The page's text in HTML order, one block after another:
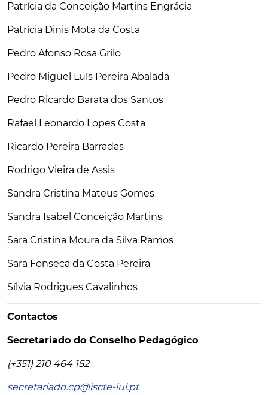
Patrícia da Conceição Martins Engrácia
Patrícia Dinis Mota da Costa
Pedro Afonso Rosa Grilo
Pedro Miguel Luís Pereira Abalada
Pedro Ricardo Barata dos Santos
Rafael Leonardo Lopes Costa
Ricardo Pereira Barradas
Rodrigo Vieira de Assis
Sandra Cristina Mateus Gomes
Sandra Isabel Conceição Martins
Sara Cristina Moura da Silva Ramos
Sara Fonseca da Costa Pereira
Sílvia Rodrigues Cavalinhos
Contactos
Secretariado do Conselho Pedagógico
(+351) 210 464 152
secretariado.cp@iscte-iul.pt